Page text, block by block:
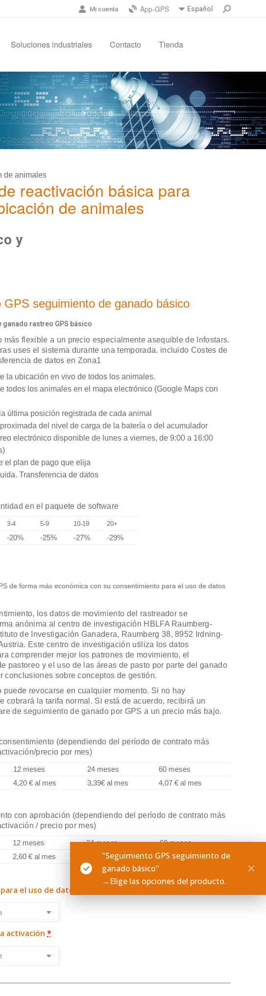
Mi cuenta App-GPS Español
Soluciones industriales Contacto Tienda
de animales
reactivación básica para
de animales
y
GPS seguimiento de ganado básico
ganado rastreo GPS básico
más flexible a un precio especialmente asequible de Infostars.
uses el sistema durante una temporada. incluido Costes de
de datos en Zona1
la ubicación en vivo de todos los animales.
todos los animales en el mapa electrónico (Google Maps con
última posición registrada de cada animal
del nivel de carga de la batería o del acumulador
electrónico disponible de lunes a viernes, de 9:00 a 16:00
el plan de pago que elija
Transferencia de datos
en el paquete de software
3-4 5-9 10-19 20+
-20% -25% -27% -29%
de forma más económica con su consentimiento para el uso de datos
los datos de movimiento del rastreador se
anónima al centro de investigación HBLFA Raumberg-
de Investigación Ganadera, Raumberg 38, 8952 Irdning-
Este centro de investigación utiliza los datos
comprender mejor los patrones de movimiento, el
pastoreo y el uso de las áreas de pasto por parte del ganado
conclusiones sobre conceptos de gestión.
puede revocarse en cualquier momento. Si no hay
cobrará la tarifa normal. Si está de acuerdo, recibirá un
de seguimiento de ganado por GPS a un precio más bajo.
(dependiendo del período de contrato más
precio por mes)
12 meses 24 meses
60 meses
4,20 € al mes 3,39€ al mes 4,07 € al mes
con aprobación (dependiendo del período de contrato más
/ precio por mes)
12 meses 24 meses
60 meses
2,60 € al mes 2,50 € al mes 3,00 € al mes
el uso de datos anonimizados*
activación *
"Seguimiento GPS seguimiento de
ganado básico"
→ Elige las opciones del producto.